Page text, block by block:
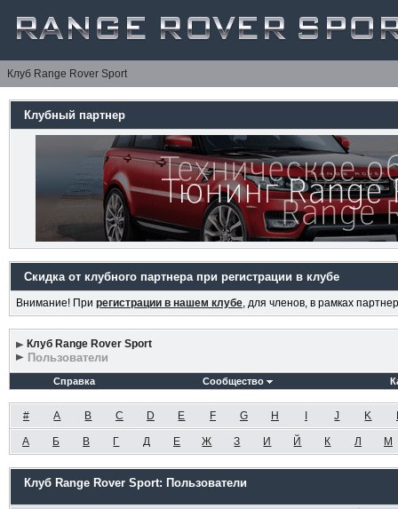
Клуб Range Rover Sport
Клубный партнер
Скидка от клубного партнера при регистрации в клубе
Внимание! При регистрации в нашем клубе, для членов, в рамках
Клуб Range Rover Sport
Пользователи
Справка Сообщество
# A B C D E F G H J K
А Б В Г Д Е Ж З И Й К Л М
Клуб Range Rover Sport: Пользователи